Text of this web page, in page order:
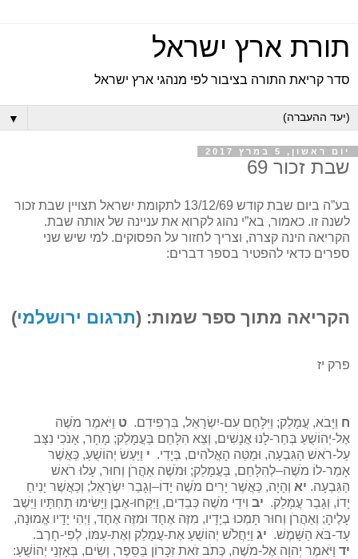
תורת ארץ ישראל
סדר קריאת התורה בציבור לפי מנהגי ארץ ישראל
▼
יום ראשון, 5 במרץ 2017
שבת זכור 69
בע”ה ביום שבת קודש 13/12/69 לתקומת ישראל תצויין שבת זכור
לשנה זו. כאמור, בא”י נהוג לקרוא את עניינה של אותה שבת.
הקריאה הינה קצרה, וצריך לחזור על הפסוקים. למי שיש שני
ספרים כדאי להפטיר בספר דברים:
הקריאה מתוך ספר שמות: (תרגום ירושלמי)
פרק יז
ח וַיָּבֹא, עֲמָלֵק; וַיִּלָּחֶם עִם-יִשְׂרָאֵל, בִּרְפִידִם. ט וַיֹּאמֶר מֹשֶׁה
אֶל-יְהוֹשֻׁעַ בְּחַר-לָנוּ אֲנָשִׁים, וְצֵא הִלָּחֵם בַּעֲמָלֵק; מָחָר, אָנֹכִי נִצָּב
עַל-רֹאשׁ הַגִּבְעָה, וּמַטֵּה הָאֱלֹהִים, בְּיָדִי. י וַיַּעַשׂ יְהוֹשֻׁעַ, כַּאֲשֶׁר
אָמַר-לוֹ מֹשֶׁה–לְהִלָּחֵם, בַּעֲמָלֵק; וּמֹשֶׁה אַהֲרֹן וְחוּר, עָלוּ רֹאשׁ
הַגִּבְעָה. יא וְהָיָה, כַּאֲשֶׁר יָרִים מֹשֶׁה יָדוֹ–וְגָבַר יִשְׂרָאֵל; וְכַאֲשֶׁר יָנִיחַ
יָדוֹ, וְגָבַר עֲמָלֵק. יב וִידֵי מֹשֶׁה כְּבֵדִים, וַיִּקְחוּ-אֶבֶן וַיָּשִׂימוּ תַחְתָּיו וַיֵּשֶׁב
עָלֶיהָ; וְאַהֲרֹן וְחוּר תָּמְכוּ בְיָדָיו, מִזֶּה אֶחָד וּמִזֶּה אֶחָד, וַיְהִי יָדָיו אֱמוּנָה,
עַד-בֹּא הַשָּׁמֶשׁ. יג וַיַּחֲלֹשׁ יְהוֹשֻׁעַ אֶת-עֲמָלֵק וְאֶת-עַמּוֹ, לְפִי-חָרֶב.
יד וַיֹּאמֶר יְהוָה אֶל-מֹשֶׁה, כְּתֹב זֹאת זִכָּרוֹן בַּסֵּפֶר, וְשִׂים, בְּאָזְנֵי יְהוֹשֻׁעַ: